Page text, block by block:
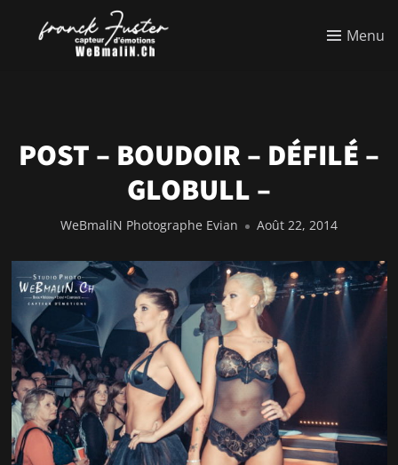
Menu
POST – BOUDOIR – DÉFILÉ –
GLOBULL –
WeBmaliN Photographe Evian Août 22, 2014